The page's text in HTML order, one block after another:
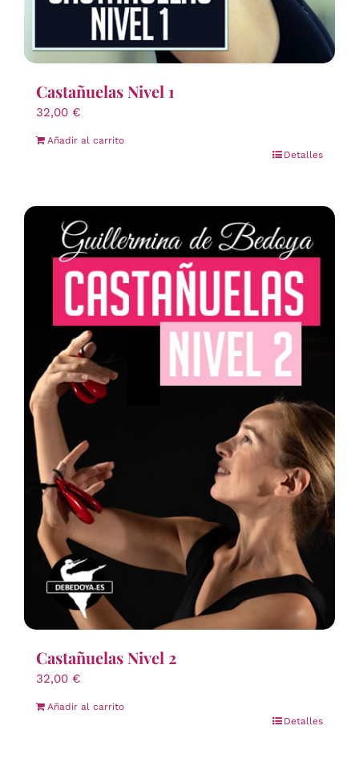
Castañuelas Nivel 1
32,00 €
Añadir al carrito
Detalles
Castañuelas Nivel 2
32,00 €
Añadir al carrito
Detalles